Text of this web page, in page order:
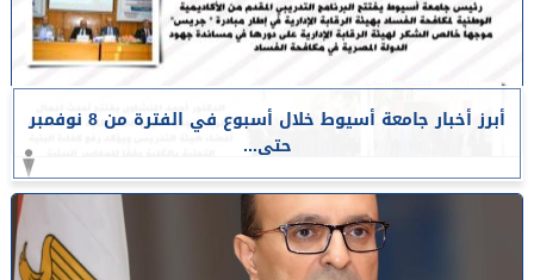
أبرز أخبار جامعة أسيوط خلال أسبوع في الفترة من 8 نوفمبر
حتى...